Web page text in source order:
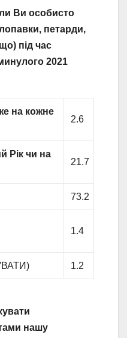
Ви особисто
петарди,
під час
2021
на кожне
2.6
Рік чи на
21.7
73.2
1.4
1.2
нашу